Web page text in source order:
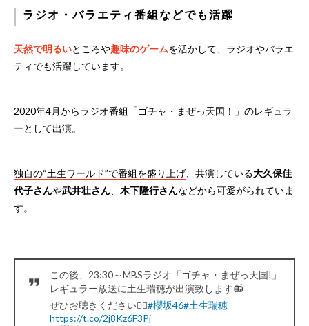
ラジオ・バラエティ番組などでも活躍
天然で明るいところや趣味のゲームを活かして、ラジオやバラエ
ティでも活躍しています。
2020年4月からラジオ番組「ゴチャ・まぜっ天国！」のレギュラ
ーとして出演。
独自の“土生ワールド”で番組を盛り上げ 、共演している大久保佳
代子さんや武井壮さん 木下隆行さんなどから可愛がられていま
す。
この後、23:30～MBSラジオ「ゴチャ・まぜっ天国!」
レギュラー放送に土生瑞穂が出演致します📻
ぜひお聴きください👂🏻#櫻坂46#土生瑞穂
https://t.co/2j8Kz6F3Pj